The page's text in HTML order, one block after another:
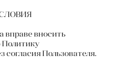
вправе вносить
Пользователя.